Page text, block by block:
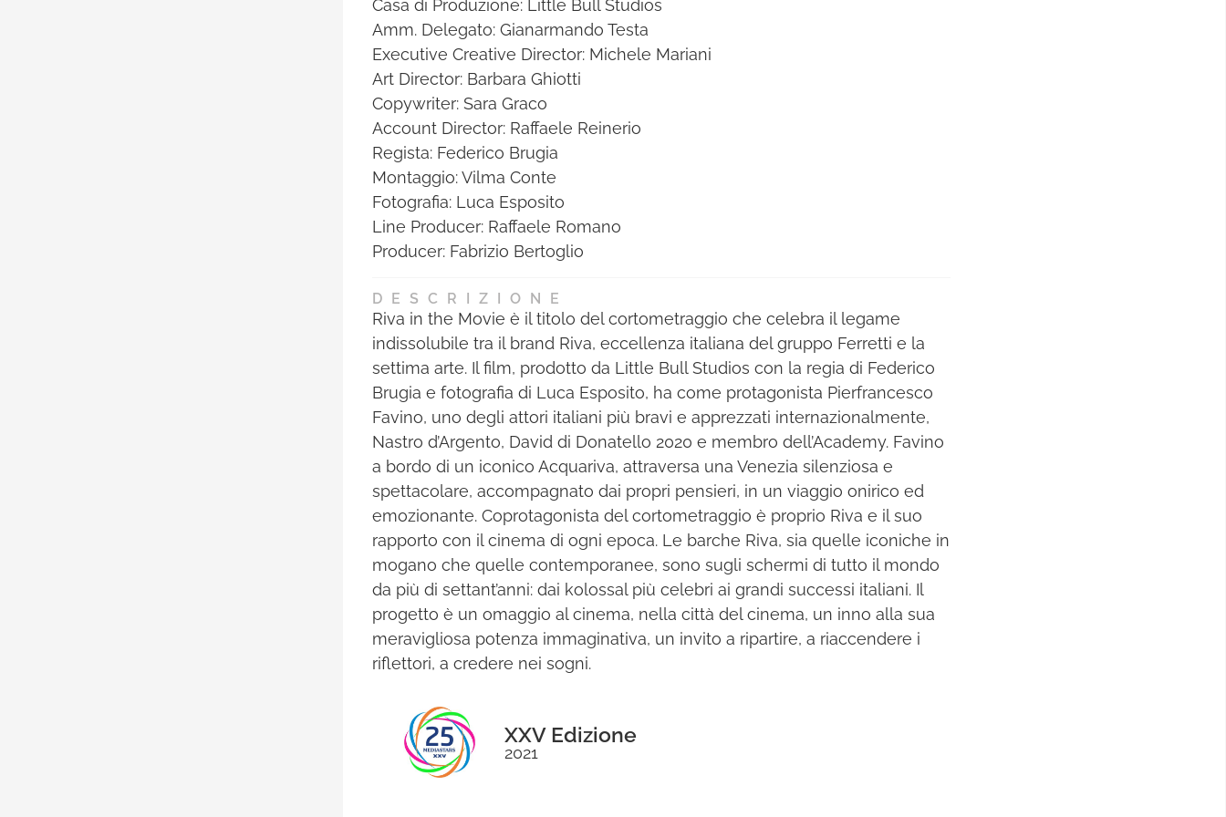
di creare un’identità visiva che sia
al tempo stesso innovativa,
riconoscibile e capace di stabilire
un legame emotivo con il
pubblico.
Attraverso questo premio,
Mediastar intende evidenziare
l’importanza di un’identità
aziendale ben definita come
strumento fondamentale per il
mercato e per la costruzione di
una relazione solida e duratura
con i clienti. Il vincitore dimostra
un approccio eccellente nel
trasmettere i valori e l’essenza
del brand, stabilendo nuovi
standard di eccellenza nel
campo del corporate branding.
persona premiata nell’albo dei
migliori professionisti dell’anno,
inserito nell’Annual cartaceo
Mediastars.
Casa di Produzione: Little Bull Studios
Amm. Delegato: Gianarmando Testa
Executive Creative Director: Michele Mariani
Art Director: Barbara Ghiotti
Copywriter: Sara Graco
Account Director: Raffaele Reinerio
Regista: Federico Brugia
Montaggio: Vilma Conte
Fotografia: Luca Esposito
Line Producer: Raffaele Romano
Producer: Fabrizio Bertoglio
DESCRIZIONE
Riva in the Movie è il titolo del cortometraggio che celebra il legame
indissolubile tra il brand Riva, eccellenza italiana del gruppo Ferretti e la
settima arte. Il film, prodotto da Little Bull Studios con la regia di Federico
Brugia e fotografia di Luca Esposito, ha come protagonista Pierfrancesco
Favino, uno degli attori italiani più bravi e apprezzati internazionalmente,
Nastro d’Argento, David di Donatello 2020 e membro dell’Academy. Favino
a bordo di un iconico Acquariva, attraversa una Venezia silenziosa e
spettacolare, accompagnato dai propri pensieri, in un viaggio onirico ed
emozionante. Coprotagonista del cortometraggio è proprio Riva e il suo
rapporto con il cinema di ogni epoca. Le barche Riva, sia quelle iconiche in
mogano che quelle contemporanee, sono sugli schermi di tutto il mondo
da più di settant’anni: dai kolossal più celebri ai grandi successi italiani. Il
progetto è un omaggio al cinema, nella città del cinema, un inno alla sua
meravigliosa potenza immaginativa, un invito a ripartire, a riaccendere i
riflettori, a credere nei sogni.
XXV Edizione
2021